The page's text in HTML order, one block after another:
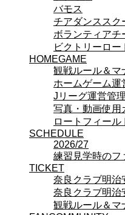
FANCOMMUNITY
2026/27ファン
サポートショッ
GOODS
オフィシャルス
オンラインスト
ACADEMY
アカデミーにつ
プロジェクト
コーチ&スタッ
ジュニア
ジュニアユース
ユース
練習拠点（ナラ
SCHOOL
CLUB
2026/27 パート
パートナー募集
バモス
チアダンススク
ボランティアチ
ビクトリーロー
HOMEGAME
観戦ルール＆マ
ホームゲーム運
Jリーグ運営管
写真・動画使用
ロートフィール
SCHEDULE
2026/27
練習見学時のフ
TICKET
奈良クラブ明治
奈良クラブ明治
観戦ルール＆マ